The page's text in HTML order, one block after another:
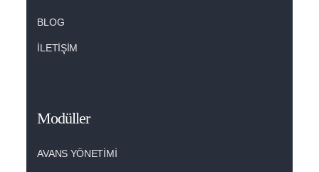
BLOG
İLETIŞIM
Modüller
AVANS YÖNETIMI